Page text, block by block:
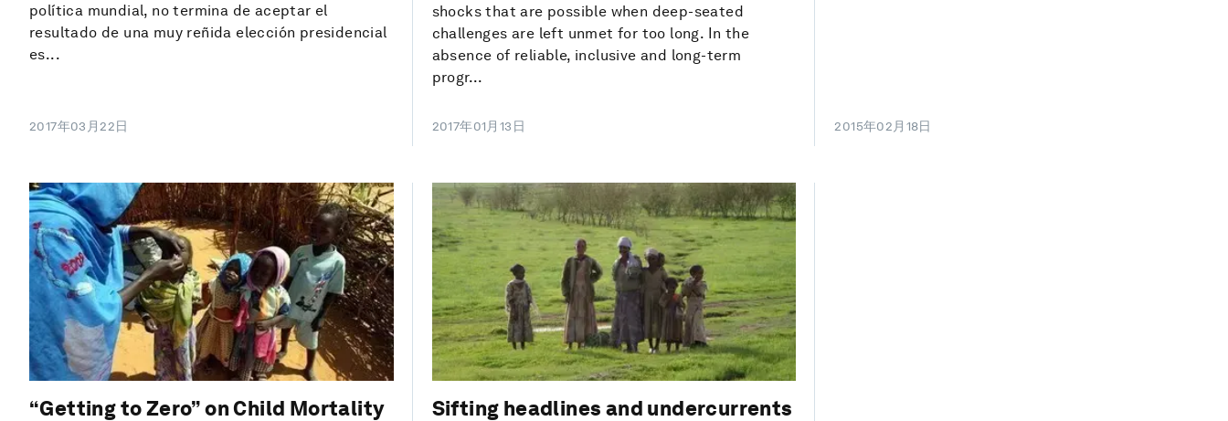
política mundial, no termina de aceptar el
resultado de una muy reñida elección presidencial
es...
2017年03月22日
shocks that are possible when deep-seated
challenges are left unmet for too long. In the
absence of reliable, inclusive and long-term
progr...
2017年01月13日 2015年02月18日
“Getting to Zero” on Child Mortality Sifting headlines and undercurrents